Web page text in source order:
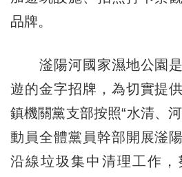
品牌。
滏陽河國家濕地公園是
遊的金字招牌，為切實提
鎮機關黨支部按照“水清、
動員全體黨員幹部開展滏
沿線垃圾集中清理工作